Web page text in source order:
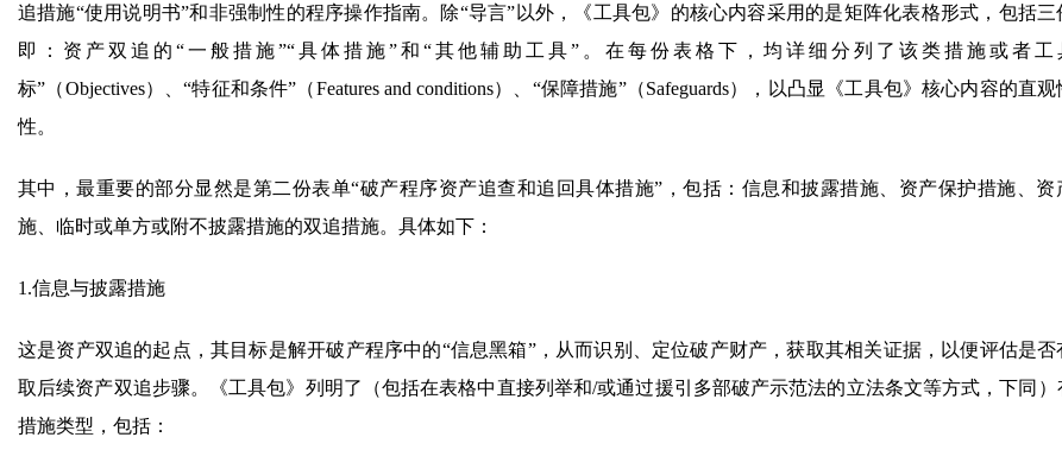
追措施“使用说明书”和非强制性的程序操作指南。除“导言”以外，《工具包》的核心内容采用的是矩阵化表格形式，包括三
即：资产双追的“一般措施”“具体措施”和“其他辅助工具”。在每份表格下，均详细分列了该类措施或者工
标”（Objectives）、“特征和条件”（Features and conditions）、“保障措施”（Safeguards），以凸显《工具包》核心内容的直观
性。
其中，最重要的部分显然是第二份表单“破产程序资产追查和追回具体措施”，包括：信息和披露措施、资产保护措施、资
施、临时或单方或附不披露措施的双追措施。具体如下：
1.信息与披露措施
这是资产双追的起点，其目标是解开破产程序中的“信息黑箱”，从而识别、定位破产财产，获取其相关证据，以便评估是否
取后续资产双追步骤。《工具包》列明了（包括在表格中直接列举和/或通过援引多部破产示范法的立法条文等方式，下同）
措施类型，包括：